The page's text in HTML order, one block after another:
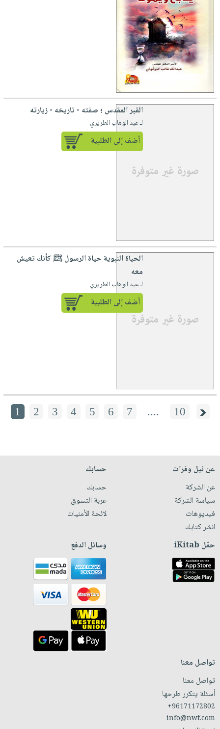
القبر المقدس ؛ صفته - تاريخه - زيارته
لـ عبد الوهاب الطريري
أضف إلى الطلبية
الحياة النبوية حياة الرسول ﷺ كأنك تعيش
معه
لـ عبد الوهاب الطريري
أضف إلى الطلبية
1 2 3 4 5 6 7 .... 10
عن نيل وفرات
عن الشركة
سياسة الشركة
فيديوهات
انشر كتابك
حسابك
حسابك
عربة التسوق
لائحة الأمنيات
حمّل iKitab وسائل الدفع
تواصل معنا
تواصل معنا
أسئلة يتكرر طرحها
+96171172802
info@nwf.com